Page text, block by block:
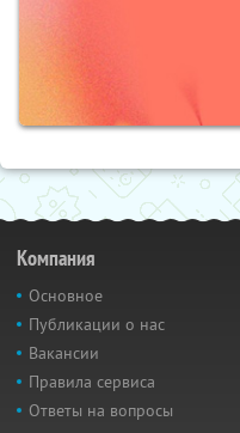
Компания
Основное
Публикации о нас
Вакансии
Правила сервиса
Ответы на вопросы